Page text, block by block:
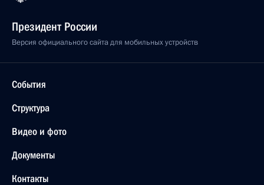
Президент России
Версия официального сайта для мобильных устройств
События
Структура
Видео и фото
Документы
Контакты